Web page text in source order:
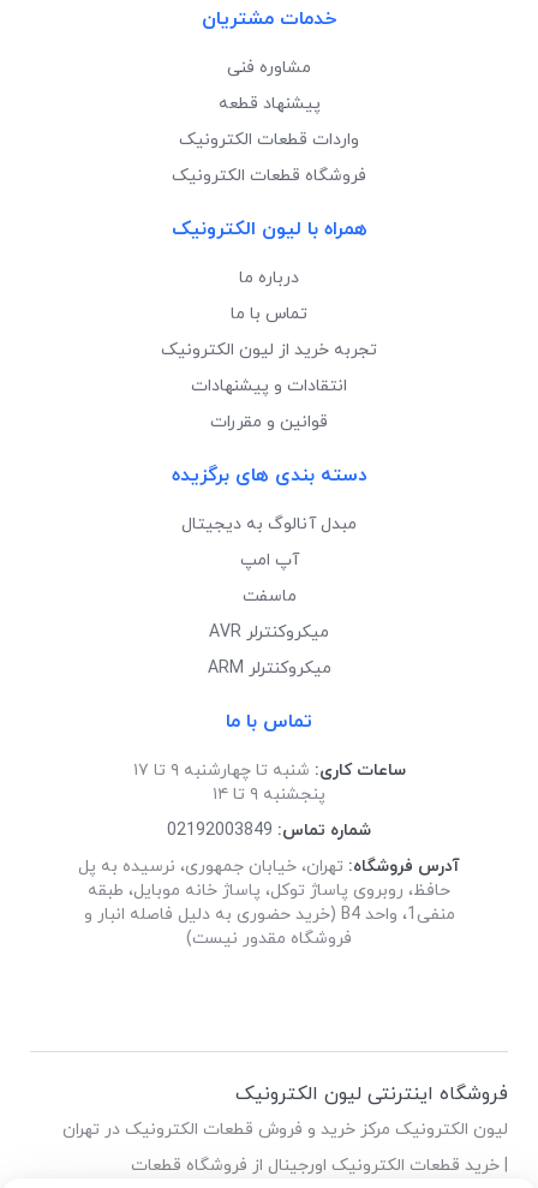
خدمات مشتریان
مشاوره فنی
پیشنهاد قطعه
واردات قطعات الکترونیک
فروشگاه قطعات الکترونیک
همراه با لیون الکترونیک
درباره ما
تماس با ما
تجربه خرید از لیون الکترونیک
انتقادات و پیشنهادات
قوانین و مقررات
دسته بندی های برگزیده
مبدل آنالوگ به دیجیتال
آپ امپ
ماسفت
میکروکنترلر AVR
میکروکنترلر ARM
تماس با ما
ساعات کاری: شنبه تا چهارشنبه ۹ تا ۱۷
پنجشنبه ۹ تا ۱۴
شماره تماس: 02192003849
آدرس فروشگاه: تهران، خیابان جمهوری، نرسیده به پل
حافظ، روبروی پاساژ توکل، پاساژ خانه موبایل، طبقه
منفی1، واحد B4 (خرید حضوری به دلیل فاصله انبار و
فروشگاه مقدور نیست)
فروشگاه اینترنتی لیون الکترونیک
لیون الکترونیک مرکز خرید و فروش قطعات الکترونیک در تهران
| خرید قطعات الکترونیک اورجینال از فروشگاه قطعات